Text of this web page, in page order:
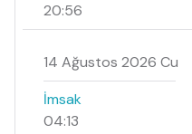
20:56
14 Ağustos 2026 Cu
İmsak
04:13